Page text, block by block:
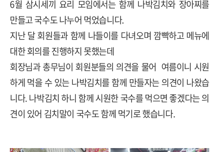
6월 삼시세끼 요리 모임에서는 함께 나박김치와 장아찌를
만들고 국수도 나누어 먹었습니다.
지난 달 회원들과 함께 나들이를 다녀오며 깜빡하고 메뉴에
대한 회의를 진행하지 못했는데
회장님과 총무님이 회원분들의 의견을 물어 여름이니 시원
하게 먹을 수 있는 나박김치를 함께 만들자는 의견이 나왔습
니다.나박김치 하니 함께 시원한 국수를 먹으면 좋겠다는 의
견이 있어 김치말이 국수도 함께 먹기로 했습니다.